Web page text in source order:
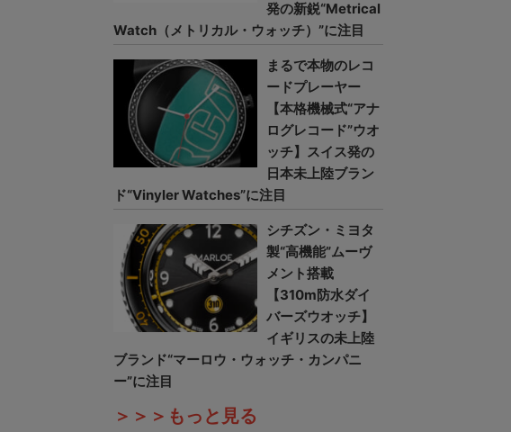
発の新鋭“Metrical
Watch（メトリカル・ウォッチ）”に注目
まるで本物のレコ
ードプレーヤー
【本格機械式“アナ
ログレコード”ウオ
ッチ】スイス発の
日本未上陸ブラン
ド“Vinyler Watches”に注目
シチズン・ミヨタ
製“高機能”ムーヴ
メント搭載
【310m防水ダイ
バーズウオッチ】
イギリスの未上陸
ブランド“マーロウ・ウォッチ・カンパニ
ー”に注目
＞＞＞もっと見る